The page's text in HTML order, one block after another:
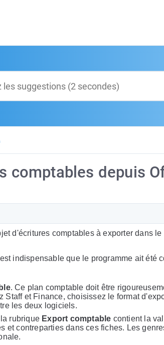
comptables depuis
d'écritures comptables à exporter dans
indispensable que le programme ait été
. Ce plan comptable doit être
et Finance, choisissez le format
les deux logiciels.
rubrique Export comptable contient la
et contreparties dans ces fiches. Les